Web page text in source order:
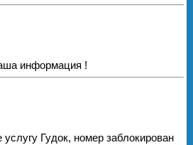
информация !
Гудок, номер заблокирован